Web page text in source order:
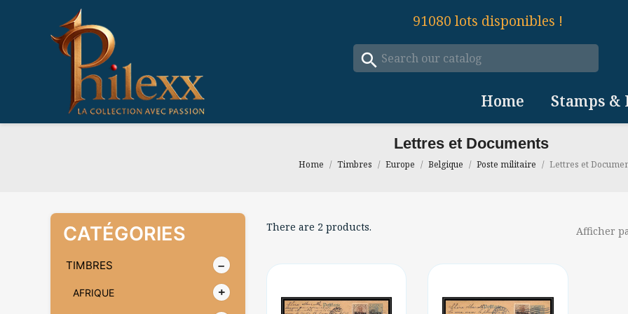
91080 lots disponibles !
search
Home Stamps &
Lettres et Documents
Home Timbres Europe Belgique Poste militaire Lettres et
CATÉGORIES
TIMBRES
AFRIQUE
There are 2 products. Afficher